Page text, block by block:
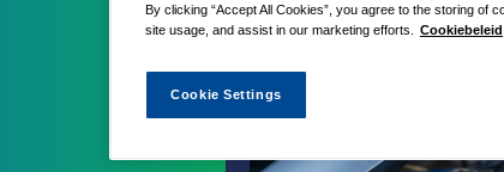
By clicking “Accept All Cookies”, you agree to the storing of
site usage, and assist in our marketing efforts.
Cookiebeleid
Cookie Settings